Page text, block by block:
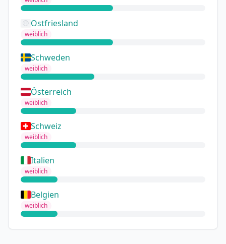
Ostfriesland
weiblich
Schweden
weiblich
Österreich
weiblich
Schweiz
weiblich
Italien
weiblich
Belgien
weiblich